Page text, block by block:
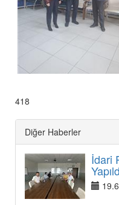
418
Diğer Haberler
İdari